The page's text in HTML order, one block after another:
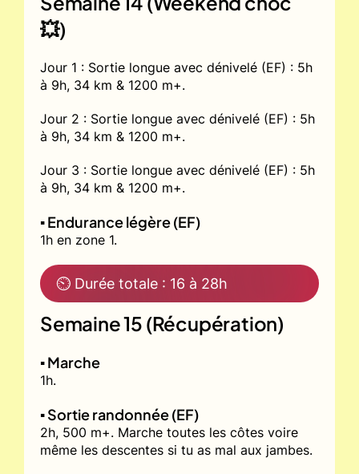
💥)
Jour 1 : Sortie longue avec dénivelé (EF) : 5h
à 9h, 34 km & 1200 m+.
Jour 2 : Sortie longue avec dénivelé (EF) : 5h
à 9h, 34 km & 1200 m+.
Jour 3 : Sortie longue avec dénivelé (EF) : 5h
à 9h, 34 km & 1200 m+.
▪️ Endurance légère (EF)
1h en zone 1.
⏲ Durée totale : 16 à 28h
Semaine 15 (Récupération)
▪️ Marche
1h.
▪️ Sortie randonnée (EF)
2h, 500 m+. Marche toutes les côtes voire
même les descentes si tu as mal aux jambes.